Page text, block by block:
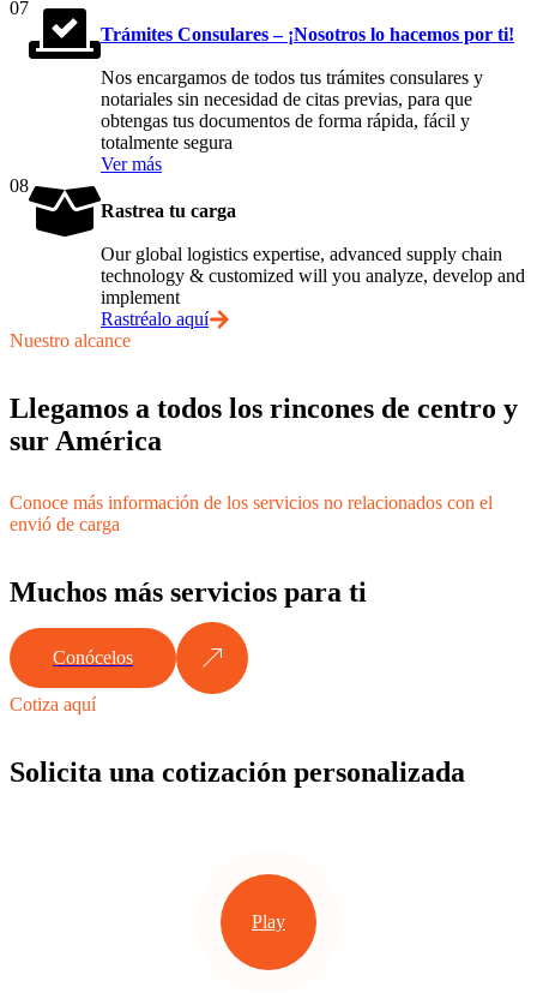
07
Trámites Consulares – ¡Nosotros lo hacemos por ti!
Nos encargamos de todos tus trámites consulares y
notariales sin necesidad de citas previas, para que
obtengas tus documentos de forma rápida, fácil y
totalmente segura
Ver más
08
Rastrea tu carga
Our global logistics expertise, advanced supply chain
technology & customized will you analyze, develop and
implement
Rastréalo aquí
Nuestro alcance
Llegamos a todos los rincones de centro y
sur América
Conoce más información de los servicios no relacionados con el
envió de carga
Muchos más servicios para ti
Conócelos
Cotiza aquí
Solicita una cotización personalizada
Play